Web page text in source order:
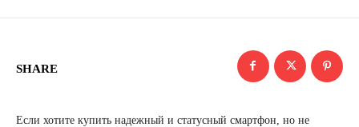
SHARE
Если хотите купить надежный и статусный смартфон, но не